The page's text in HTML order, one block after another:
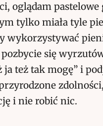
oglądam
tylko miała tyle
wykorzystywać
się
ja też tak mogę” i
i nie robić nic.